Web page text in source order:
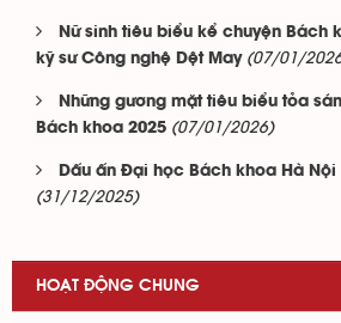
Nữ sinh tiêu biểu kể chuyện Bách
kỹ sư Công nghệ Dệt May (07/01/
Những gương mặt tiêu biểu tỏa
Bách khoa 2025 (07/01/2026)
Dấu ấn Đại học Bách khoa Hà Nội
(31/12/2025)
HOẠT ĐỘNG CHUNG